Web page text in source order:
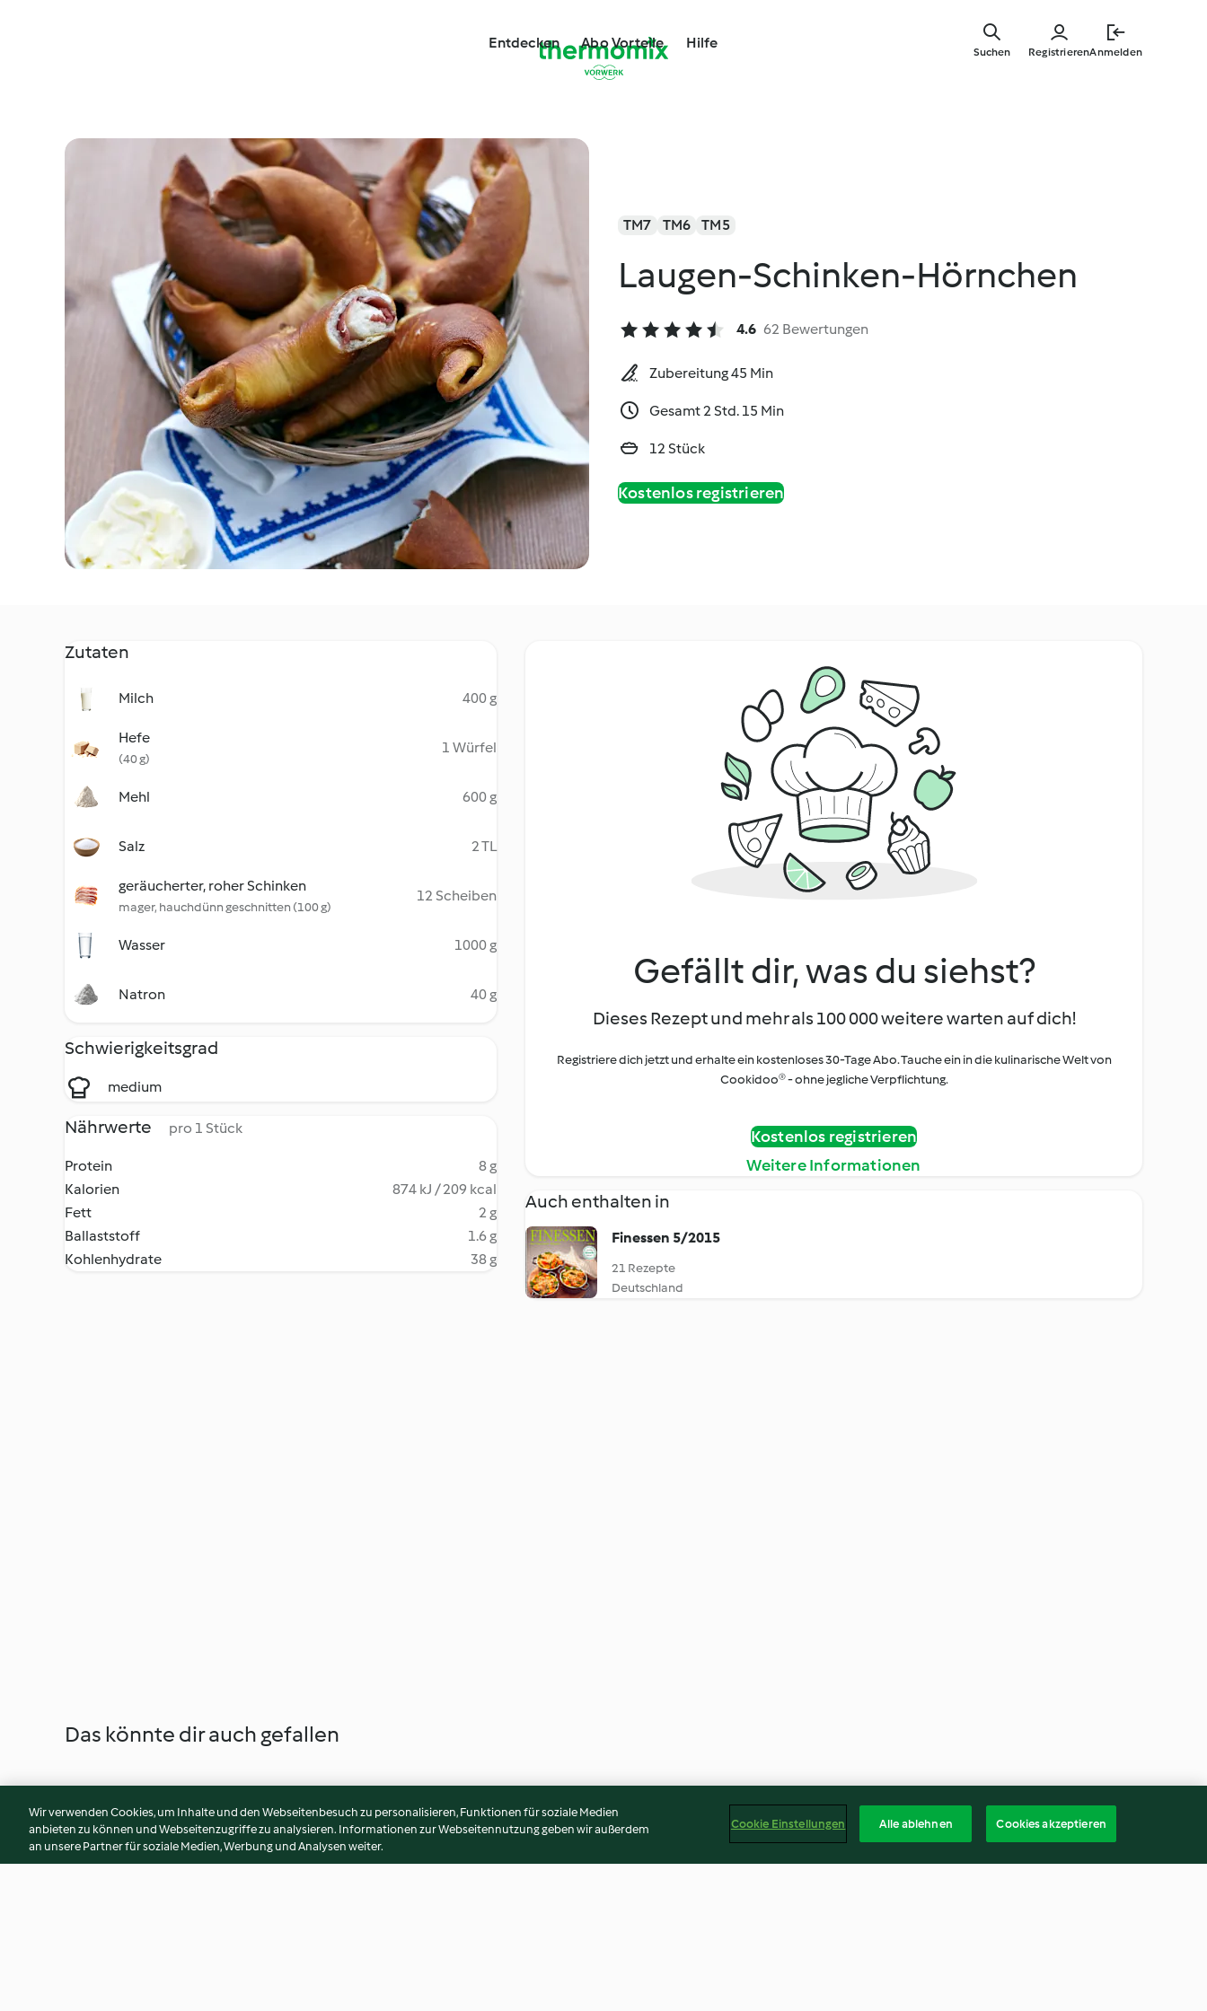
springen
Entdecken Abo Vorteile Hilfe
RegistrierenAnmelden
Suchen
TM7 TM6 TM5
Laugen-Schinken-Hörnchen
4.6 62 Bewertungen
Zubereitung 45 Min
Gesamt 2 Std. 15 Min
12 Stück
Kostenlos registrieren
Zutaten
Milch 400 g
Hefe
(40 g)
1 Würfel
Mehl 600 g
Salz 2 TL
geräucherter, roher Schinken
mager, hauchdünn geschnitten (100 g)
12 Scheiben
Wasser 1000 g
Natron 40 g
Schwierigkeitsgrad
medium
Nährwerte pro 1 Stück
Protein
8 g
Kalorien
874 kJ / 209 kcal
Fett
2 g
Ballaststoff
1.6 g
Kohlenhydrate
38 g
Gefällt dir, was du siehst?
Dieses Rezept und mehr als 100 000 weitere warten auf dich!
Registriere dich jetzt und erhalte ein kostenloses 30-Tage Abo. Tauche ein in die kulinarische Welt von
Cookidoo® - ohne jegliche Verpflichtung.
Kostenlos registrieren
Weitere Informationen
Auch enthalten in
Finessen 5/2015
21 Rezepte
Deutschland
Das könnte dir auch gefallen
Wir verwenden Cookies, um Inhalte und den Webseitenbesuch zu personalisieren, Funktionen für soziale Medien
anbieten zu können und Webseitenzugriffe zu analysieren. Informationen zur Webseitennutzung geben wir außerdem
an unsere Partner für soziale Medien, Werbung und Analysen weiter.
Cookie Einstellungen Alle ablehnen Cookies akzeptieren